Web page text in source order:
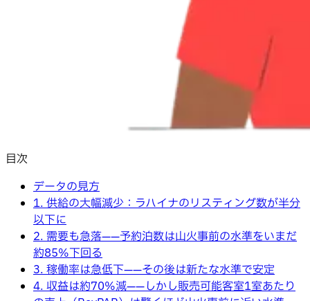
目次
データの見方
1. 供給の大幅減少：ラハイナのリスティング数が半分
以下に
2. 需要も急落——予約泊数は山火事前の水準をいまだ
約85%下回る
3. 稼働率は急低下——その後は新たな水準で安定
4. 収益は約70%減——しかし販売可能客室1室あたり